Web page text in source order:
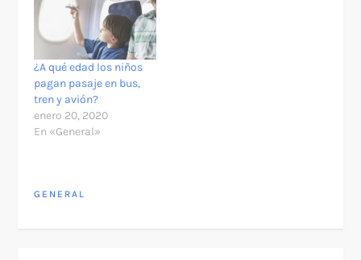
¿A qué edad los niños
pagan pasaje en bus,
tren y avión?
enero 20, 2020
En «General»
GENERAL